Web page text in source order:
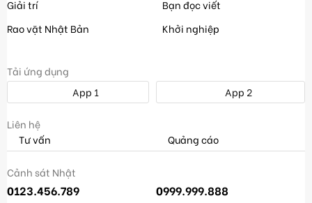
Giải trí
Rao vặt Nhật Bản
Bạn đọc viết
Khởi nghiệp
Tải ứng dụng
App 1
App 2
Liên hệ
Tư vấn
Quảng cáo
Cảnh sát Nhật
0123.456.789 0999.999.888